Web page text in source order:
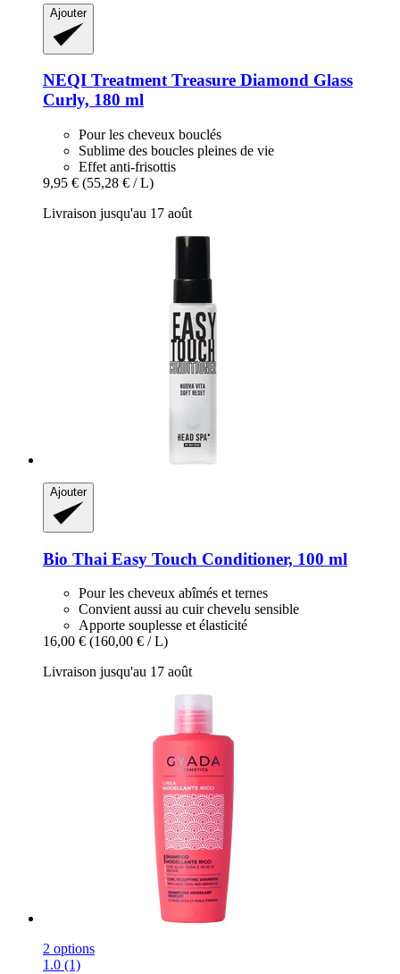
Ajouter
NEQI Treatment Treasure Diamond Glass
Curly, 180 ml
Pour les cheveux bouclés
Sublime des boucles pleines de vie
Effet anti-frisottis
9,95 € (55,28 € / L)
Livraison jusqu'au 17 août
Ajouter
Bio Thai Easy Touch Conditioner, 100 ml
Pour les cheveux abîmés et ternes
Convient aussi au cuir chevelu sensible
Apporte souplesse et élasticité
16,00 € (160,00 € / L)
Livraison jusqu'au 17 août
2 options
1.0 (1)